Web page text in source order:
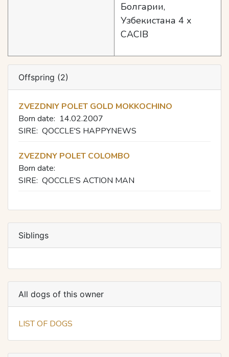
Болгарии,
Узбекистана 4 x
CACIB
Offspring (2)
ZVEZDNIY POLET GOLD MOKKOCHINO
Born date: 14.02.2007
SIRE: QOCCLE'S HAPPYNEWS
ZVEZDNY POLET COLOMBO
Born date:
SIRE: QOCCLE'S ACTION MAN
Siblings
All dogs of this owner
LIST OF DOGS